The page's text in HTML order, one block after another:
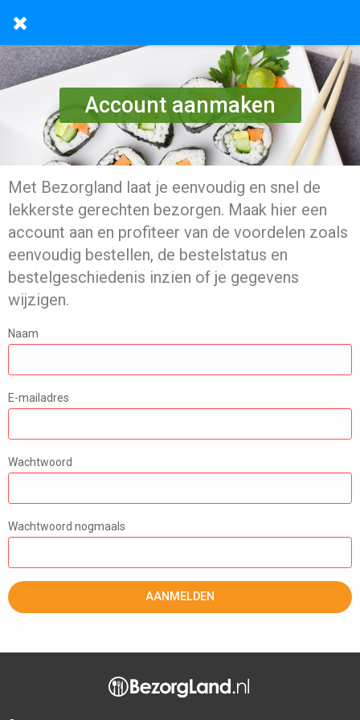
Account aanmaken
Met Bezorgland laat je eenvoudig en snel de
lekkerste gerechten bezorgen. Maak hier een
account aan en profiteer van de voordelen zoals
eenvoudig bestellen, de bestelstatus en
bestelgeschiedenis inzien of je gegevens
wijzigen.
Naam
E-mailadres
Wachtwoord
Wachtwoord nogmaals
AANMELDEN